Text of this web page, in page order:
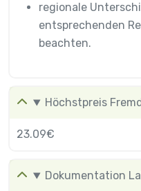
regionale
entsprechenden
beachten.
Höchstpreis
23.09€
Dokumentation